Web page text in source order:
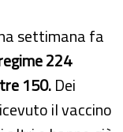
settimana fa
224
150.Dei
il vaccino